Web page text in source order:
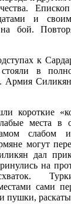
и
бой.
к
в
Армия
короткие
места в
могут
дал
на
сами
пушки,